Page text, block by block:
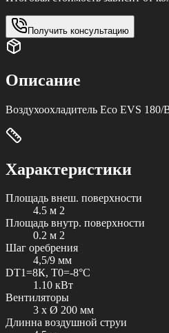
Получить консультацию
Описание
Воздухоохладитель Eco EVS 180/
Характеристики
Площадь внеш. поверхности
4.5 м 2
Площадь внутр. поверхности
0.2 м 2
Шаг оребрения
4,5/9 мм
DT1=8К, T0=-8°С
1.10 кВт
Вентиляторы
3 x Ø 200 мм
Длинна воздушной струи